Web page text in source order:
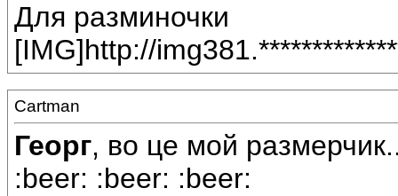
Для разминочки
[IMG]http://
Cartman
Георг, во це мой
:beer: :beer: :beer: